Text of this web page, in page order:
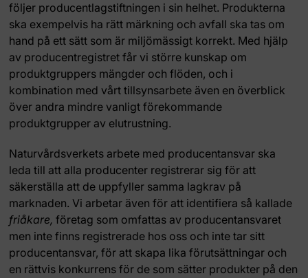
följer producentlagstiftningen i sin helhet. Produkterna
ska exempelvis ha rätt märkning och avfall ska tas om
hand på ett sätt som är miljömässigt korrekt. Med hjälp
av producentregistret får vi större kunskap om
produktgruppers mängder och flöden, och i
kombination med vårt tillsynsarbete även en överblick
över andra mindre vanligt förekommande
produktgrupper av elutrustning.
Naturvårdsverkets arbete med producentansvar ska
leda till att alla producenter registrerar sig för att
säkerställa att de uppfyller samma lagkrav på
marknaden. Vi arbetar även för att identifiera så kallade
friåkare, företag som omfattas av producentansvaret
men inte finns registrerade hos oss och inte tar sitt
producentansvar, för att skapa lika förutsättningar och
en rättvis konkurrens för de som sätter produkter på den